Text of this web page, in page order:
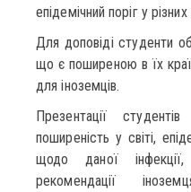
епідемічний поріг у різних
Для доповіді студенти
що є поширеною в їх
для іноземців.
Презентації
поширеність у світі,
щодо даної
рекомендації